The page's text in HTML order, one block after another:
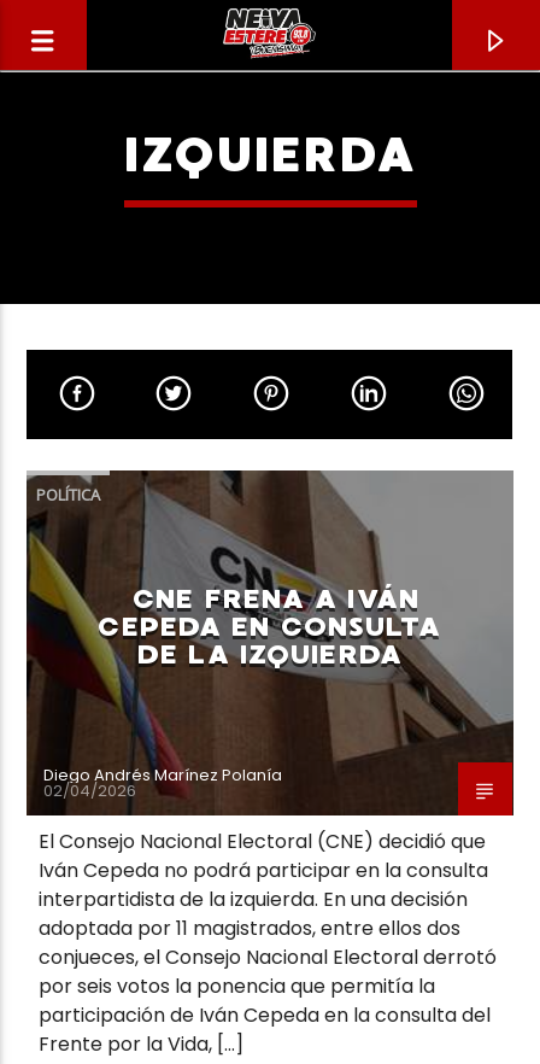
TÍTULO
ARTISTA
Neiva Estereo
IZQUIERDA
POLÍTICA
CNE FRENA A IVÁN
CEPEDA EN CONSULTA
DE LA IZQUIERDA
Diego Andrés Marínez Polanía
02/04/2026
El Consejo Nacional Electoral (CNE) decidió que
Iván Cepeda no podrá participar en la consulta
interpartidista de la izquierda. En una decisión
adoptada por 11 magistrados, entre ellos dos
conjueces, el Consejo Nacional Electoral derrotó
por seis votos la ponencia que permitía la
participación de Iván Cepeda en la consulta del
Frente por la Vida, […]